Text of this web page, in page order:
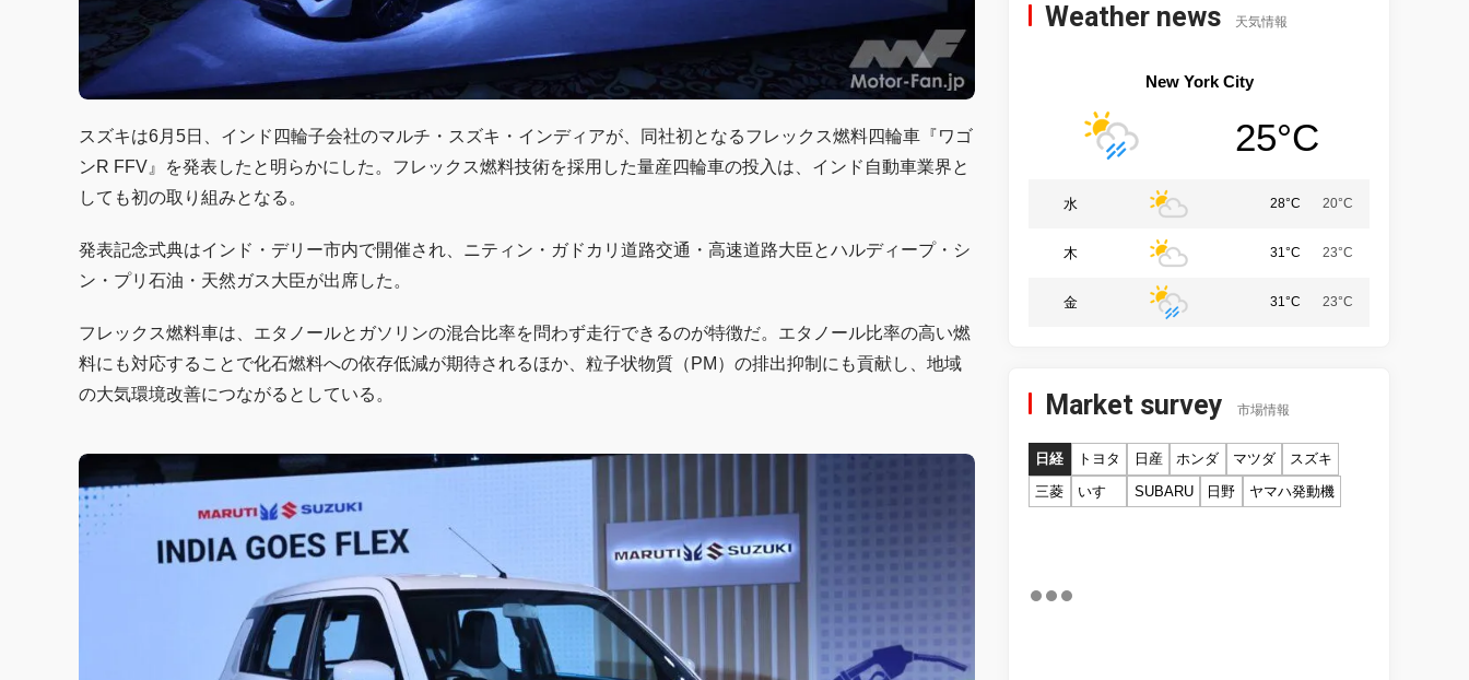
スズキは6月5日、インド四輪子会社のマルチ・スズキ・インディアが、同社初となるフレックス燃料四輪車『ワゴ
ンR FFV』を発表したと明らかにした。フレックス燃料技術を採用した量産四輪車の投入は、インド自動車業界と
しても初の取り組みとなる。
発表記念式典はインド・デリー市内で開催され、ニティン・ガドカリ道路交通・高速道路大臣とハルディープ・シ
ン・プリ石油・天然ガス大臣が出席した。
フレックス燃料車は、エタノールとガソリンの混合比率を問わず走行できるのが特徴だ。エタノール比率の高い燃
料にも対応することで化石燃料への依存低減が期待されるほか、粒子状物質（PM）の排出抑制にも貢献し、地域
の大気環境改善につながるとしている。
Weather news 天気情報
New York City
25°C
水 28°C 20°C
木 31°C 23°C
金 31°C 23°C
Market survey 市場情報
日経 トヨタ 日産 ホンダ マツダ
スズキ
三菱
いすゞ SUBARU 日野 ヤマハ発動機